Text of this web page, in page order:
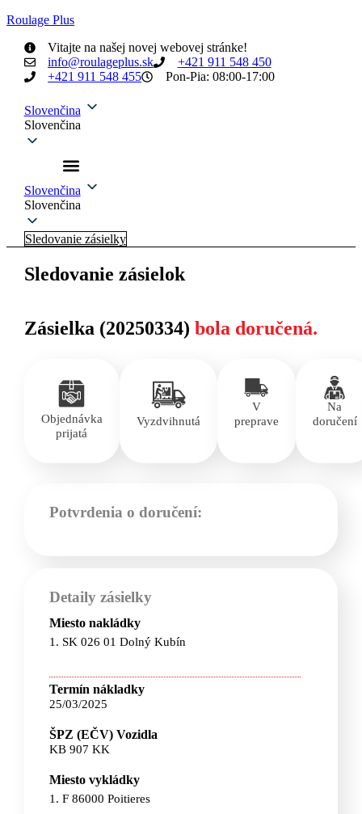
Roulage Plus
Vitajte na našej novej webovej stránke!
info@roulageplus.sk
+421 911 548 450
+421 911 548 455
Pon-Pia: 08:00-17:00
Slovenčina
Slovenčina
Slovenčina
Slovenčina
Sledovanie zásielky
Sledovanie zásielok
Zásielka (20250334) bola doručená.
Objednávka
prijatá
Vyzdvihnutá
V
preprave
Na
doručení
Potvrdenia o doručení:
Detaily zásielky
Miesto nakládky
1. SK 026 01 Dolný Kubín
Termín nákladky
25/03/2025
ŠPZ (EČV) Vozidla
KB 907 KK
Miesto vykládky
1. F 86000 Poitieres